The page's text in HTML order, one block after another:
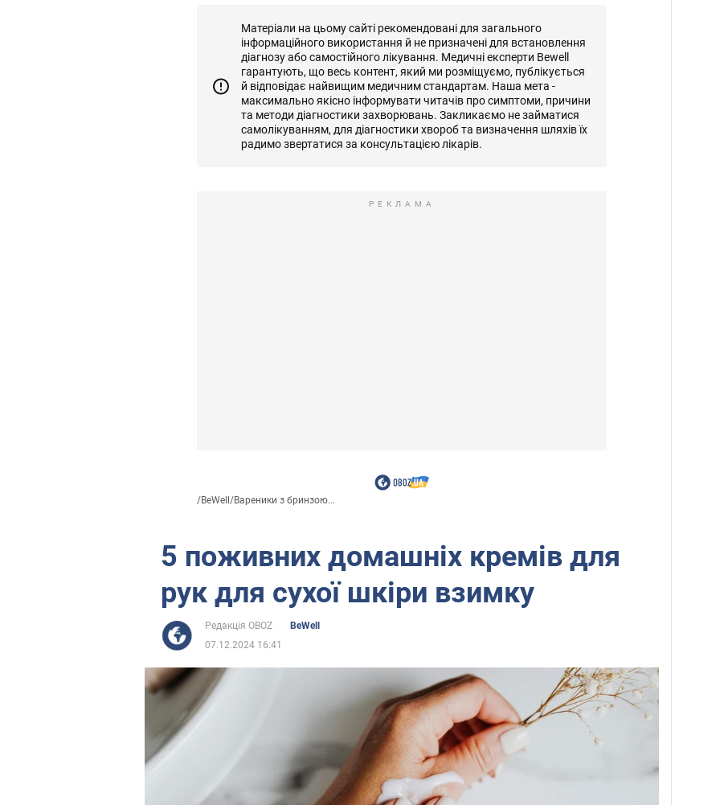
Матеріали на цьому сайті рекомендовані для загального
інформаційного використання й не призначені для встановлення
діагнозу або самостійного лікування. Медичні експерти Bewell
гарантують, що весь контент, який ми розміщуємо, публікується
й відповідає найвищим медичним стандартам. Наша мета -
максимально якісно інформувати читачів про симптоми, причини
та методи діагностики захворювань. Закликаємо не займатися
самолікуванням, для діагностики хвороб та визначення шляхів їх
радимо звертатися за консультацією лікарів.
РЕКЛАМА
/BeWell /Вареники з бринзою...
5 поживних домашніх кремів для
рук для сухої шкіри взимку
Редакція OBOZ
BeWell
07.12.2024 16:41